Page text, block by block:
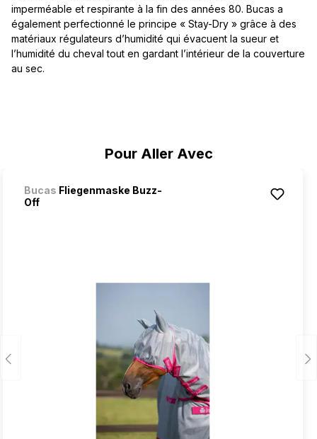
Pour Aller Avec
Bucas Fliegenmaske Buzz-
Off
imperméable et respirante à la fin des années 80. Bucas a
également perfectionné le principe « Stay-Dry » grâce à des
matériaux régulateurs d’humidité qui évacuent la sueur et
l’humidité du cheval tout en gardant l’intérieur de la couverture
au sec.